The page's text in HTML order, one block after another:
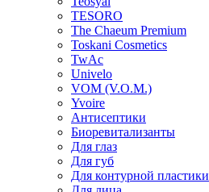
TESORO
The Chaeum Premium
Toskani Cosmetics
TwAc
Univelo
VOM (V.O.M.)
Yvoire
Антисептики
Биоревитализанты
Для глаз
Для губ
Для контурной пластики